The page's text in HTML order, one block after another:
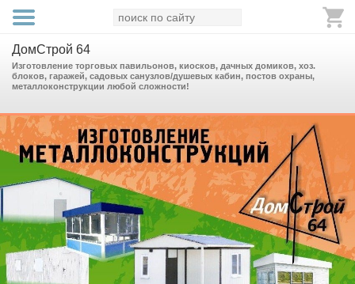
ДомCтрой 64
Изготовление торговых павильонов, киосков, дачных домиков, хоз.
блоков, гаражей, садовых санузлов/душевых кабин, постов охраны,
металлоконструкции любой сложности!